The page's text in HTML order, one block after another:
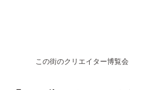
この街のクリエイター博覧会